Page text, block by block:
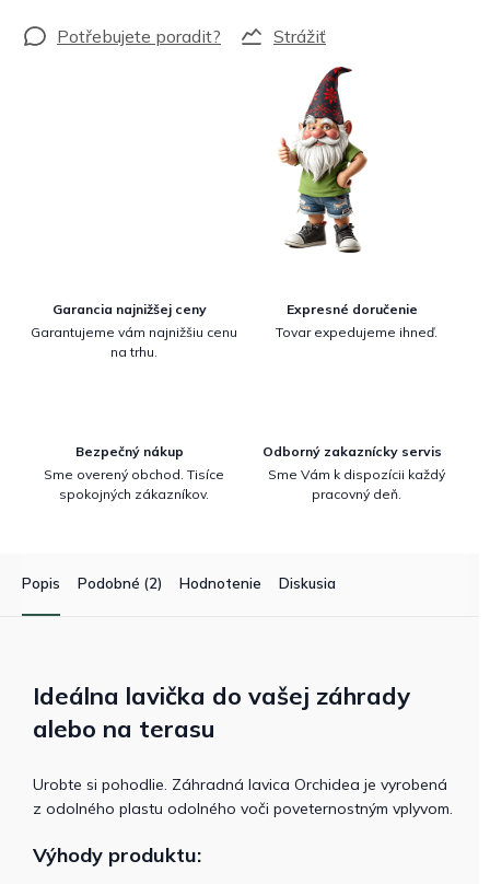
Strážiť
Garancia najnižšej ceny
Garantujeme vám najnižšiu cenu
na trhu.
Expresné doručenie
Tovar expedujeme ihneď.
Bezpečný nákup
Sme overený obchod. Tisíce
spokojných zákazníkov.
Odborný zakaznícky servis
Sme Vám k dispozícii každý
pracovný deň.
Popis Podobné (2) Hodnotenie Diskusia
Ideálna lavička do vašej záhrady
alebo na terasu
Urobte si pohodlie. Záhradná lavica Orchidea je vyrobená
z odolného plastu odolného voči poveternostným vplyvom.
Výhody produktu: